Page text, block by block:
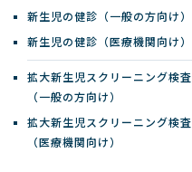
新生児の健診（一般の方向け）
新生児の健診（医療機関向け）
拡大新生児スクリーニング検査
（一般の方向け）
拡大新生児スクリーニング検査
（医療機関向け）